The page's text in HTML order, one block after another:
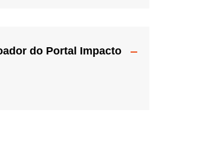
do Portal Impacto